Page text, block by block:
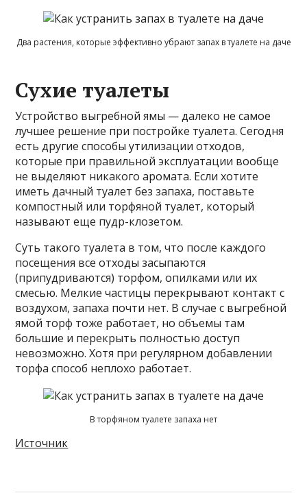
Два растения, которые эффективно убрают запах в туалете на даче
Сухие туалеты
Устройство выгребной ямы — далеко не самое
лучшее решение при постройке туалета. Сегодня
есть другие способы утилизации отходов,
которые при правильной эксплуатации вообще
не выделяют никакого аромата. Если хотите
иметь дачный туалет без запаха, поставьте
компостный или торфяной туалет, который
называют еще пудр-клозетом.
Суть такого туалета в том, что после каждого
посещения все отходы засыпаются
(припудриваются) торфом, опилками или их
смесью. Мелкие частицы перекрывают контакт с
воздухом, запаха почти нет. В случае с выгребной
ямой торф тоже работает, но объемы там
большие и перекрыть полностью доступ
невозможно. Хотя при регулярном добавлении
торфа способ неплохо работает.
В торфяном туалете запаха нет
Источник